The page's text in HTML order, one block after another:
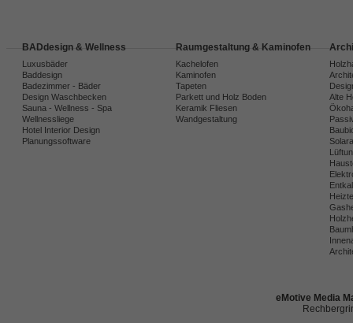
BADdesign & Wellness
Luxusbäder
Baddesign
Badezimmer - Bäder
Design Waschbecken
Sauna - Wellness - Spa
Wellnessliege
Hotel Interior Design
Planungssoftware
Raumgestaltung & Kaminofen
Kachelofen
Kaminofen
Tapeten
Parkett und Holz Boden
Keramik Fliesen
Wandgestaltung
Alte
eMotive Media